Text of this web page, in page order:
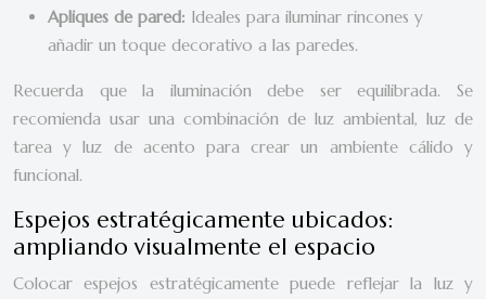
Apliques de pared: Ideales para iluminar rincones y
añadir un toque decorativo a las paredes.
Recuerda que la iluminación debe ser equilibrada. Se
recomienda usar una combinación de luz ambiental, luz de
tarea y luz de acento para crear un ambiente cálido y
funcional.
Espejos estratégicamente ubicados:
ampliando visualmente el espacio
Colocar espejos estratégicamente puede reflejar la luz y